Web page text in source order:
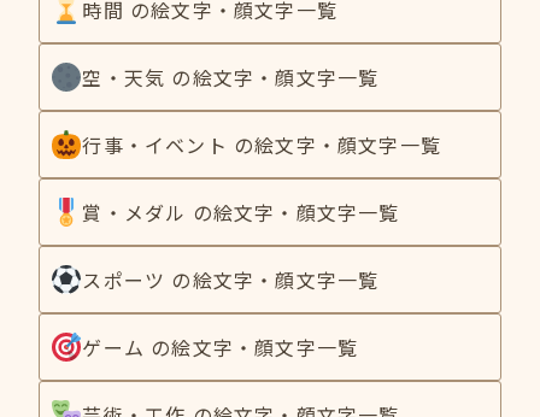
時間 の絵文字・顔文字一覧
空・天気 の絵文字・顔文字一覧
行事・イベント の絵文字・顔文字一覧
賞・メダル の絵文字・顔文字一覧
スポーツ の絵文字・顔文字一覧
ゲーム の絵文字・顔文字一覧